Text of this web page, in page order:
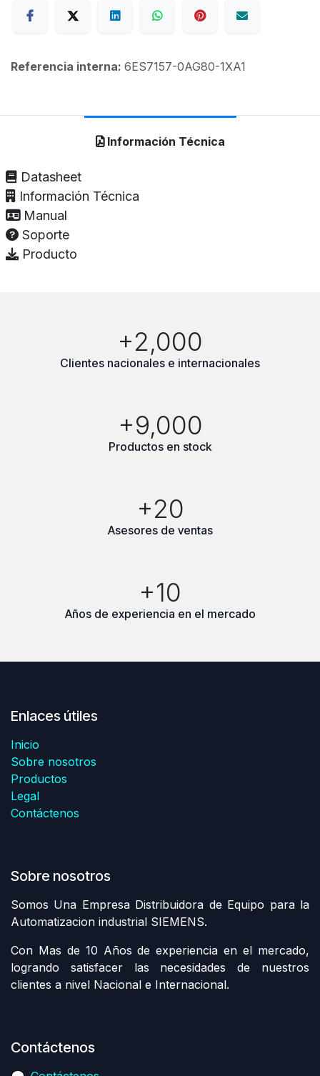
Referencia interna: 6ES7157-0AG80-1XA1
Información Técnica
Datasheet
Información Técnica
Manual
Soporte
Producto
+2,000
Clientes nacionales e internacionales
+9,000
Productos en stock
+20
Asesores de ventas
+10
Años de experiencia en el mercado
Enlaces útiles
Inicio
Sobre nosotros
Productos
Legal
Contáctenos
Sobre nosotros
Somos Una Empresa Distribuidora de Equipo para la
Automatizacion industrial SIEMENS.
Con Mas de 10 Años de experiencia en el mercado,
logrando satisfacer las necesidades de nuestros
clientes a nivel Nacional e Internacional.
Contáctenos